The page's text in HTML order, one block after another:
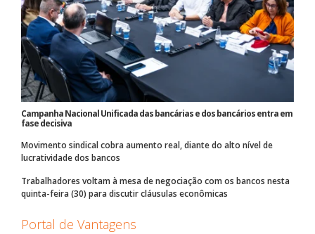
Campanha Nacional Unificada das bancárias e dos bancários entra em
fase decisiva
Movimento sindical cobra aumento real, diante do alto nível de
lucratividade dos bancos
Trabalhadores voltam à mesa de negociação com os bancos nesta
quinta-feira (30) para discutir cláusulas econômicas
Portal de Vantagens